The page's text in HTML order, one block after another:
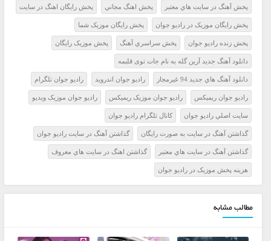
پخش آهنگ در سايت هاي معتبر پخش اهنگ مجاني پخش رايگان اهنگ در سايت
پخش رايگان موزيک در راديو جوان پخش رايگان موزيک شما
پخش زنده راديو جوان پخش سراسري آهنگ پخش موزيک رايگان
دانلود آهنگ جدید آرین گله به نام جات توی قلبمه
دانلود آهنگ هاي جديد 94 غيرمجاز راديو جوان اندرويد راديو جوان تلگرام
راديو جوان ريميکس راديو جوان موزيک ريميکس راديو جوان موزيک ويديو
سايت اصلي راديو جوان کانال تلگرام راديو جوان
گذاشتن آهنگ در سايت به صورت رايگان گذاشتن آهنگ در سايت راديو جوان
گذاشتن آهنگ در سايت هاي معتبر گذاشتن اهنگ در سايت هاي معروف
هزينه پخش موزيک در راديو جوان
مطالب مشابه